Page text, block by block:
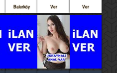
Bakırköy Ver Ver